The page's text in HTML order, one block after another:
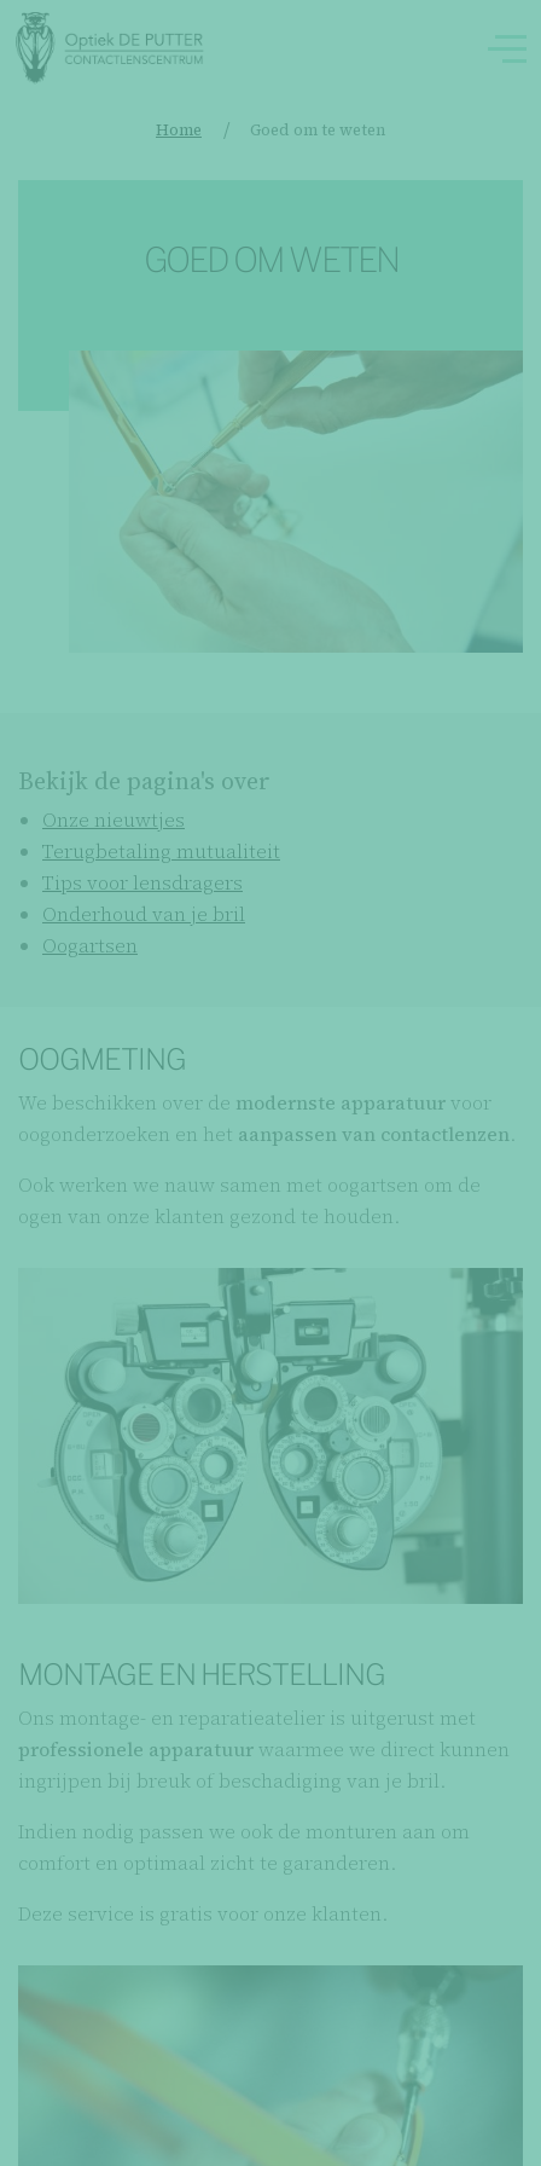
Home / Goed om te weten
GOED OM WETEN
Bekijk de pagina's over
Onze nieuwtjes
Terugbetaling mutualiteit
Tips voor lensdragers
Onderhoud van je bril
Oogartsen
OOGMETING
We beschikken over de modernste apparatuur voor
oogonderzoeken en het aanpassen van contactlenzen.
Ook werken we nauw samen met oogartsen om de
ogen van onze klanten gezond te houden.
MONTAGE EN HERSTELLING
Ons montage- en reparatieatelier is uitgerust met
professionele apparatuur waarmee we direct kunnen
ingrijpen bij breuk of beschadiging van je bril.
Indien nodig passen we ook de monturen aan om
comfort en optimaal zicht te garanderen.
Deze service is gratis voor onze klanten.